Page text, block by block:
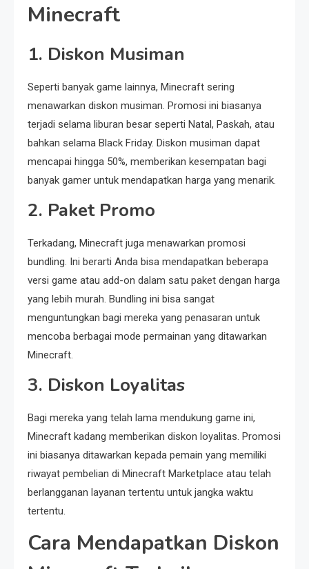
Minecraft
1. Diskon Musiman
Seperti banyak game lainnya, Minecraft sering
menawarkan diskon musiman. Promosi ini biasanya
terjadi selama liburan besar seperti Natal, Paskah, atau
bahkan selama Black Friday. Diskon musiman dapat
mencapai hingga 50%, memberikan kesempatan bagi
banyak gamer untuk mendapatkan harga yang menarik.
2. Paket Promo
Terkadang, Minecraft juga menawarkan promosi
bundling. Ini berarti Anda bisa mendapatkan beberapa
versi game atau add-on dalam satu paket dengan harga
yang lebih murah. Bundling ini bisa sangat
menguntungkan bagi mereka yang penasaran untuk
mencoba berbagai mode permainan yang ditawarkan
Minecraft.
3. Diskon Loyalitas
Bagi mereka yang telah lama mendukung game ini,
Minecraft kadang memberikan diskon loyalitas. Promosi
ini biasanya ditawarkan kepada pemain yang memiliki
riwayat pembelian di Minecraft Marketplace atau telah
berlangganan layanan tertentu untuk jangka waktu
tertentu.
Cara Mendapatkan Diskon